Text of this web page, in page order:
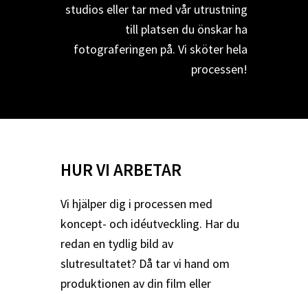
studios eller tar med vår utrustning
till platsen du önskar ha
fotograferingen på. Vi sköter hela
processen!
HUR VI ARBETAR
Vi hjälper dig i processen med
koncept- och idéutveckling. Har du
redan en tydlig bild av
slutresultatet? Då tar vi hand om
produktionen av din film eller